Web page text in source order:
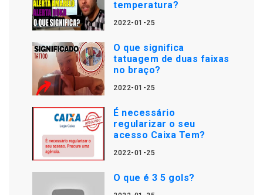
temperatura?
2022-01-25
O que significa
tatuagem de duas faixas
no braço?
2022-01-25
É necessário
regularizar o seu
acesso Caixa Tem?
2022-01-25
O que é 3 5 gols?